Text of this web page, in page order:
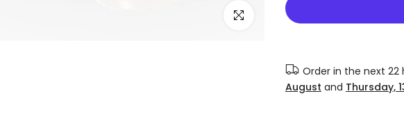
Click to enlarge
Order in the next 22
August and Thursday,